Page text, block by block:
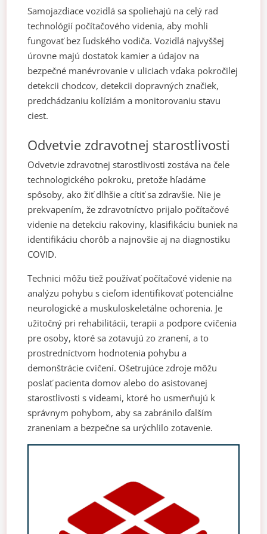
Samojazdiace vozidlá sa spoliehajú na celý rad
technológií počítačového videnia, aby mohli
fungovať bez ľudského vodiča. Vozidlá najvyššej
úrovne majú dostatok kamier a údajov na
bezpečné manévrovanie v uliciach vďaka pokročilej
detekcii chodcov, detekcii dopravných značiek,
predchádzaniu kolíziám a monitorovaniu stavu
ciest.
Odvetvie zdravotnej starostlivosti
Odvetvie zdravotnej starostlivosti zostáva na čele
technologického pokroku, pretože hľadáme
spôsoby, ako žiť dlhšie a cítiť sa zdravšie. Nie je
prekvapením, že zdravotníctvo prijalo počítačové
videnie na detekciu rakoviny, klasifikáciu buniek na
identifikáciu chorôb a najnovšie aj na diagnostiku
COVID.
Technici môžu tiež používať počítačové videnie na
analýzu pohybu s cieľom identifikovať potenciálne
neurologické a muskuloskeletálne ochorenia. Je
užitočný pri rehabilitácii, terapii a podpore cvičenia
pre osoby, ktoré sa zotavujú zo zranení, a to
prostredníctvom hodnotenia pohybu a
demonštrácie cvičení. Ošetrujúce zdroje môžu
poslať pacienta domov alebo do asistovanej
starostlivosti s videami, ktoré ho usmerňujú k
správnym pohybom, aby sa zabránilo ďalším
zraneniam a bezpečne sa urýchlilo zotavenie.